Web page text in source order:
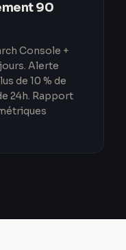
90
Console +
Alerte
de 10 % de
24h. Rapport